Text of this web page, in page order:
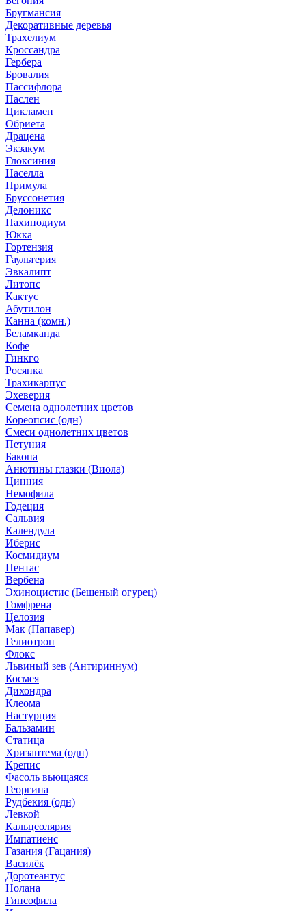
Бругмансия
Декоративные деревья
Трахелиум
Кроссандра
Гербера
Бровалия
Пассифлора
Паслен
Цикламен
Обриета
Драцена
Экзакум
Глоксиния
Населла
Примула
Бруссонетия
Делоникс
Пахиподиум
Юкка
Гортензия
Гаультерия
Эвкалипт
Литопс
Кактус
Абутилон
Канна (комн.)
Беламканда
Кофе
Гинкго
Росянка
Трахикарпус
Эхеверия
Семена однолетних цветов
Кореопсис (одн)
Смеси однолетних цветов
Петуния
Бакопа
Анютины глазки (Виола)
Цинния
Немофила
Годеция
Сальвия
Календула
Иберис
Космидиум
Пентас
Вербена
Эхиноцистис (Бешеный огурец)
Гомфрена
Целозия
Мак (Папавер)
Гелиотроп
Флокс
Львиный зев (Антириннум)
Космея
Дихондра
Клеома
Настурция
Бальзамин
Статица
Хризантема (одн)
Крепис
Фасоль вьющаяся
Георгина
Рудбекия (одн)
Левкой
Кальцеолярия
Импатиенс
Газания (Гацания)
Василёк
Доротеантус
Нолана
Гипсофила